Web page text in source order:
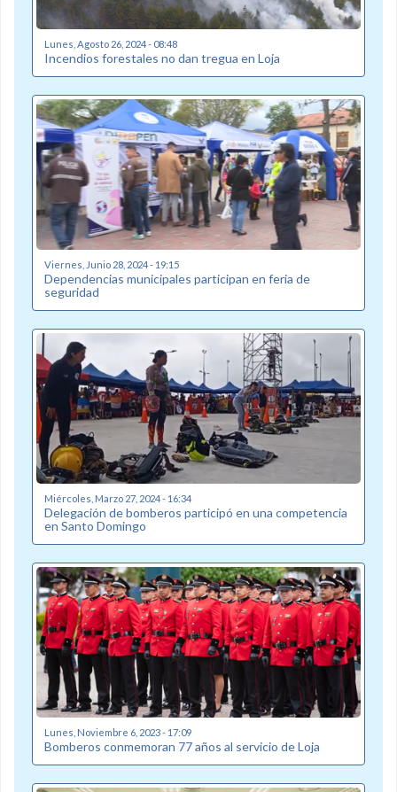
Lunes, Agosto 26, 2024 - 08:48
Incendios forestales no dan tregua en Loja
Viernes, Junio 28, 2024 - 19:15
Dependencias municipales participan en feria de
seguridad
Miércoles, Marzo 27, 2024 - 16:34
Delegación de bomberos participó en una competencia
en Santo Domingo
Lunes, Noviembre 6, 2023 - 17:09
Bomberos conmemoran 77 años al servicio de Loja